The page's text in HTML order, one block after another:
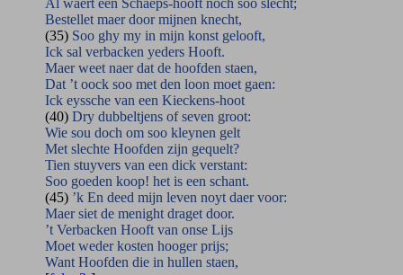
Al waert een Schaeps-hooft noch soo slecht;
Bestellet maer door mijnen knecht,
(35) Soo ghy my in mijn konst gelooft,
Ick sal verbacken yeders Hooft.
Maer weet naer dat de hoofden staen,
Dat ’t oock soo met den loon moet gaen:
Ick eyssche van een Kieckens-hoot
(40) Dry dubbeltjens of seven groot:
Wie sou doch om soo kleynen gelt
Met slechte Hoofden zijn gequelt?
Tien stuyvers van een dick verstant:
Soo goeden koop! het is een schant.
(45) ’k En deed mijn leven noyt daer voor:
Maer siet de menight draget door.
’t Verbacken Hooft van onse Lijs
Moet weder kosten hooger prijs;
Want Hoofden die in hullen staen,